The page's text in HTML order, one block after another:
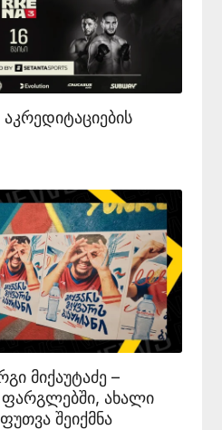
მიქაუტაძე –
ახალი
შეიქმნა